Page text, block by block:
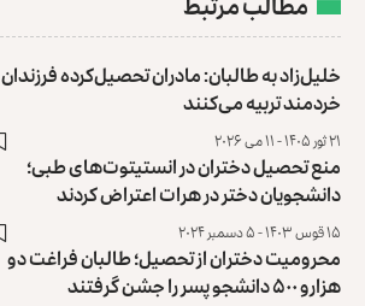
خلیل‌زاد به طالبان: مادران تحصیل‌کرده فرزندان
خردمند تربیه می‌کنند
۲۱ ثور ۱۴۰۵ - ۱۱ می ۲۰۲۶
منع تحصیل دختران در انستیتوت‌های طبی؛
دانشجویان دختر در هرات اعتراض کردند
۱۵ قوس ۱۴۰۳ - ۵ دسمبر ۲۰۲۴
محرومیت دختران از تحصیل؛ طالبان فراغت دو
هزارو ۵۰۰ دانشجو پسر را جشن گرفتند